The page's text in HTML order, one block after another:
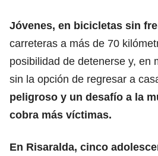
Jóvenes, en bicicletas sin
carreteras a más de 70
posibilidad de detenerse y, en
sin la opción de regresar a
peligroso y un desafío a la
cobra más víctimas.
En Risaralda, cinco